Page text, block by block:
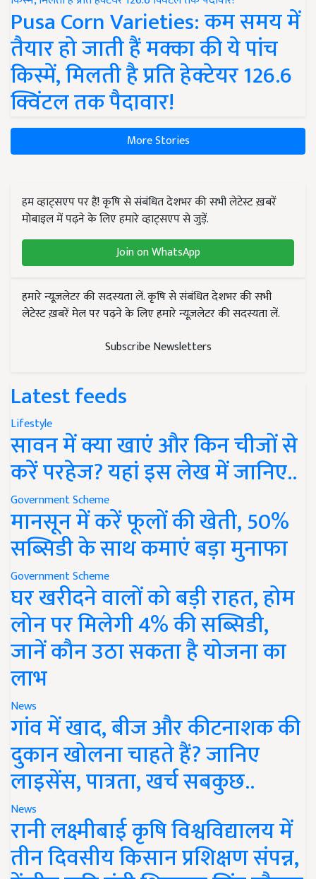
Pusa Corn Varieties: कम समय में
तैयार हो जाती हैं मक्का की ये पांच
किस्में, मिलती है प्रति हेक्टेयर 126.6
क्विंटल तक पैदावार!
More Stories
हम व्हाट्सएप पर हैं! कृषि से संबंधित देशभर की सभी लेटेस्ट ख़बरें
मोबाइल में पढ़ने के लिए हमारे व्हाट्सएप से जुड़ें.
Join on WhatsApp
हमारे न्यूज़लेटर की सदस्यता लें. कृषि से संबंधित देशभर की सभी
लेटेस्ट ख़बरें मेल पर पढ़ने के लिए हमारे न्यूज़लेटर की सदस्यता लें.
Subscribe Newsletters
Latest feeds
Lifestyle
सावन में क्या खाएं और किन चीजों से
करें परहेज? यहां इस लेख में जानिए..
Government Scheme
मानसून में करें फूलों की खेती, 50%
सब्सिडी के साथ कमाएं बड़ा मुनाफा
Government Scheme
घर खरीदने वालों को बड़ी राहत, होम
लोन पर मिलेगी 4% की सब्सिडी,
जानें कौन उठा सकता है योजना का
लाभ
News
गांव में खाद, बीज और कीटनाशक की
दुकान खोलना चाहते हैं? जानिए
लाइसेंस, पात्रता, खर्च सबकुछ..
News
रानी लक्ष्मीबाई कृषि विश्वविद्यालय में
तीन दिवसीय किसान प्रशिक्षण संपन्न,